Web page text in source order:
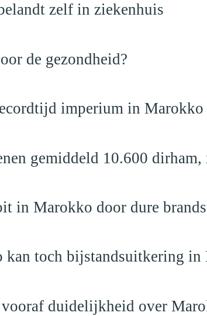
zelf in ziekenhuis
de gezondheid?
imperium in Marokko
gemiddeld 10.600
in Marokko door dure
toch bijstandsuitkering in
vooraf duidelijkheid over